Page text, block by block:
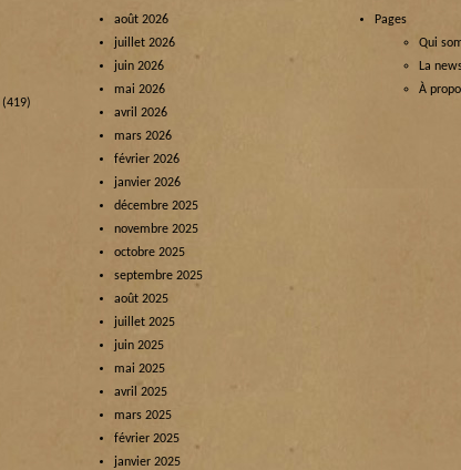
(419)
août 2026
juillet 2026
juin 2026
mai 2026
avril 2026
mars 2026
février 2026
janvier 2026
décembre 2025
novembre 2025
octobre 2025
septembre 2025
août 2025
juillet 2025
juin 2025
mai 2025
avril 2025
mars 2025
février 2025
janvier 2025
Pages
Qui
La
À